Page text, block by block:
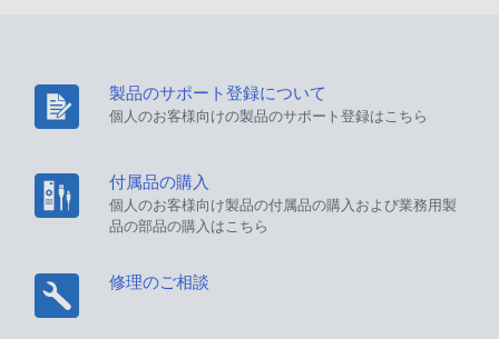
製品のサポート登録について
個人のお客様向けの製品のサポート登録はこちら
付属品の購入
個人のお客様向け製品の付属品の購入および業務用製
品の部品の購入はこちら
修理のご相談